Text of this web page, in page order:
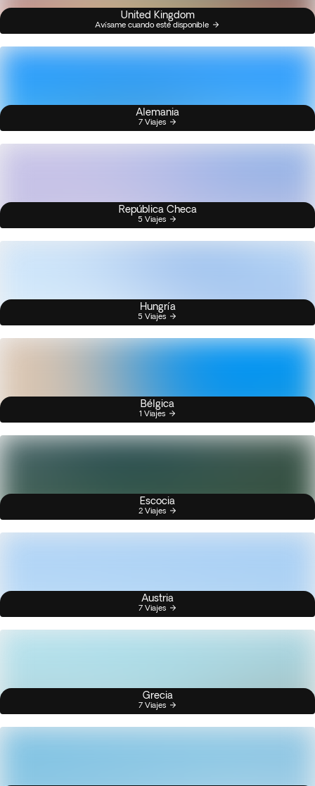
United Kingdom
Avísame cuando esté disponible
Alemania
7 Viajes
República Checa
5 Viajes
Hungría
5 Viajes
Bélgica
1 Viajes
Escocia
2 Viajes
Austria
7 Viajes
Grecia
7 Viajes